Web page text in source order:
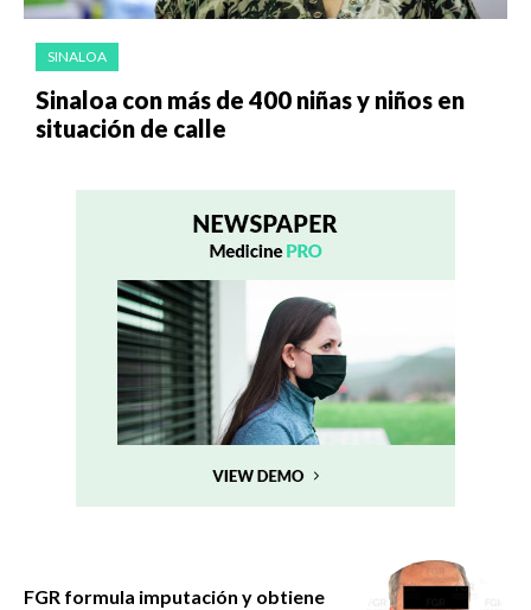
SINALOA
Sinaloa con más de 400 niñas y niños en
situación de calle
FGR formula imputación y obtiene